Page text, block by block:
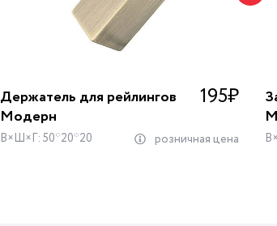
Держатель для рейлингов
Модерн
195₽
В×Ш×Г: 50*20*20 розничная цена